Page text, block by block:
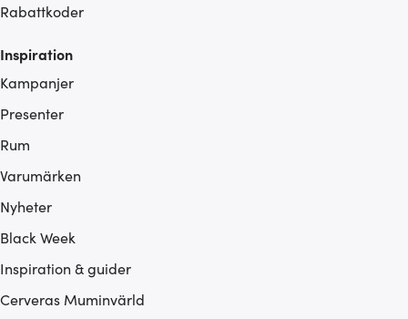
Rabattkoder
Inspiration
Kampanjer
Presenter
Rum
Varumärken
Nyheter
Black Week
Inspiration & guider
Cerveras Muminvärld